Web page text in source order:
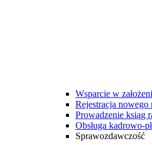
Wsparcie w
Rejestracja
Prowadzenie ksiąg
Obsługa kadrowo-
Sprawozdawczość